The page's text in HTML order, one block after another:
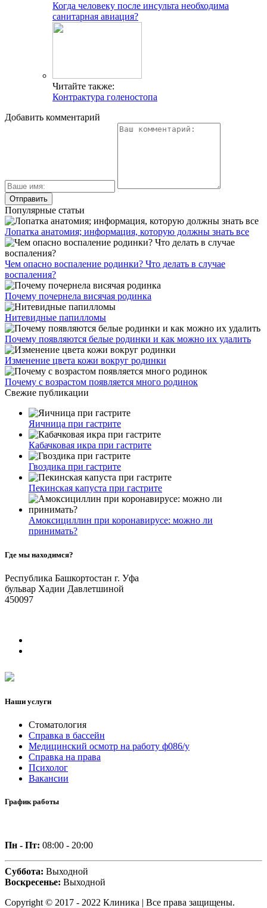
Когда человеку после инсульта необходима
санитарная авиация?
Читайте также:
Контрактура голеностопа
Добавить комментарий
Популярные статьи
Лопатка анатомия; информация, которую должны знать все
Чем опасно воспаление родинки? Что делать в случае
воспаления?
Почему почернела висячая родинка
Нитевидные папилломы
Почему появляются белые родинки и как можно их удалить
Изменение цвета кожи вокруг родинки
Почему с возрастом появляется много родинок
Свежие публикации
Яичница при гастрите
Кабачковая икра при гастрите
Гвоздика при гастрите
Пекинская капуста при гастрите
Амоксициллин при коронавирусе: можно ли
принимать?
Где мы находимся?
Республика Башкортостан г. Уфа
бульвар Хадии Давлетшиной
450097
Наши услуги
Стоматология
Справка в бассейн
Медицинский осмотр на работу ф086/у
Справка на права
Психолог
Вакансии
График работы
Пн - Пт: 08:00 - 20:00
Суббота: Выходной
Воскресенье: Выходной
Copyright © 2017 - 2022 Клиника | Все права защищены.